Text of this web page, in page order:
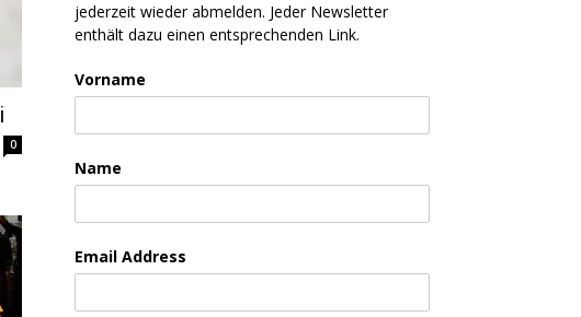
0
jederzeit wieder abmelden. Jeder Newsletter
enthält dazu einen entsprechenden Link.
Vorname
Name
Email Address